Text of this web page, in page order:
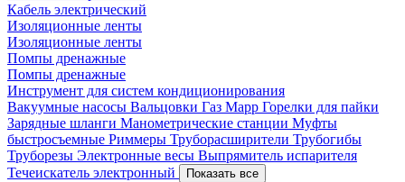
Кабель электрический
Изоляционные ленты
Изоляционные ленты
Помпы дренажные
Помпы дренажные
Инструмент для систем кондиционирования
Вакуумные насосы Вальцовки Газ Mapp Горелки для пайки
Зарядные шланги Манометрические станции Муфты
быстросъемные Риммеры Труборасширители Трубогибы
Труборезы Электронные весы Выпрямитель испарителя
Течеискатель электронный
Показать все